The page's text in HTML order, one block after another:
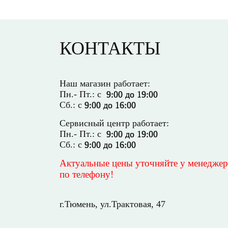
КОНТАКТЫ
Наш магазин работает:
Пн.- Пт.: с 9:00 до 19:00
Сб.: с 9:00 до 16:00
Сервисный центр работает:
Пн.- Пт.: с 9:00 до 19:00
Сб.: с 9:00 до 16:00
Актуальные цены уточняйте у
по телефону!
г.Тюмень, ул.Трактовая, 47